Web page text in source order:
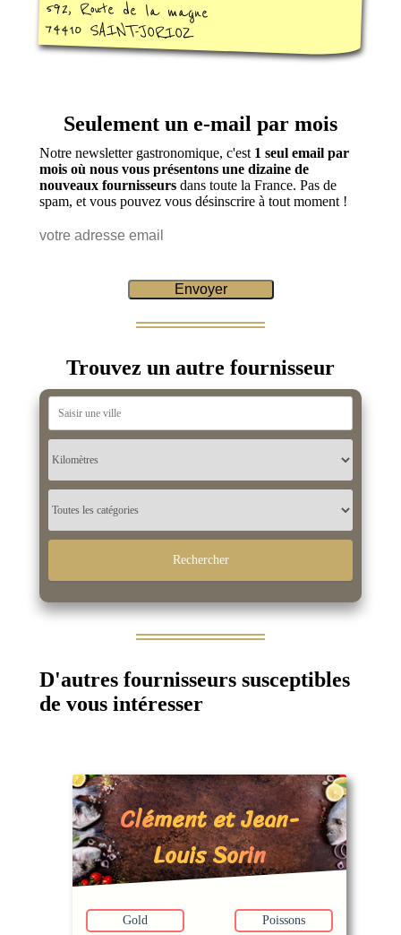
592, Route de la magne
74410 SAINT-JORIOZ
Seulement un e-mail par mois
Notre newsletter gastronomique, c'est 1 seul email par
mois où nous vous présentons une dizaine de
nouveaux fournisseurs dans toute la France. Pas de
spam, et vous pouvez vous désinscrire à tout moment !
Trouvez un autre fournisseur
D'autres fournisseurs susceptibles
de vous intéresser
Clément et Jean-
Louis Sorin
Gold Poissons